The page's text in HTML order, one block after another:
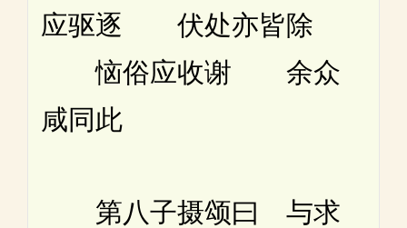
应驱逐 伏处亦皆除
恼俗应收谢 余众
咸同此
第八子摄颂曰 与求